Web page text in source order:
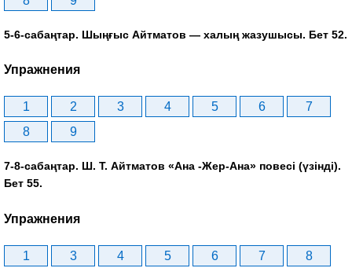
5-6-сабаңтар. Шыңғыс Айтматов — халың жазушысы. Бет 52.
Упражнения
1 2 3 4 5 6
7
8
9
7-8-сабаңтар. Ш. Т. Айтматов «Ана -Жер-Ана» повесі (үзінді).
Бет 55.
Упражнения
1 3 4 5 6 7 8